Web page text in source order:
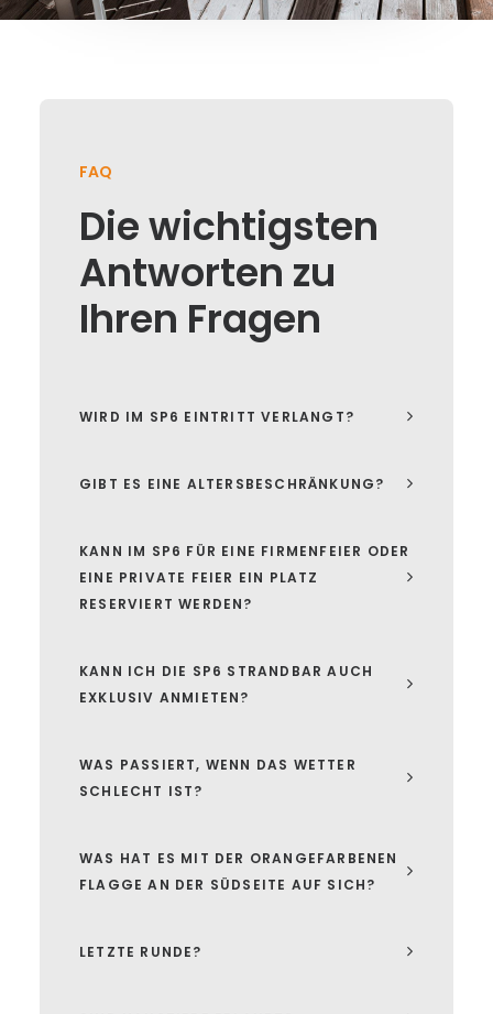
FAQ
Die wichtigsten
Antworten zu
Ihren Fragen
WIRD IM SP6 EINTRITT VERLANGT?
GIBT ES EINE ALTERSBESCHRÄNKUNG?
KANN IM SP6 FÜR EINE FIRMENFEIER ODER
EINE PRIVATE FEIER EIN PLATZ
RESERVIERT WERDEN?
KANN ICH DIE SP6 STRANDBAR AUCH
EXKLUSIV ANMIETEN?
WAS PASSIERT, WENN DAS WETTER
SCHLECHT IST?
WAS HAT ES MIT DER ORANGEFARBENEN
FLAGGE AN DER SÜDSEITE AUF SICH?
LETZTE RUNDE?